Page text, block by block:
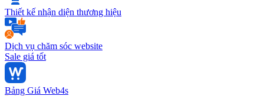
Thiết kế nhận diện thương hiệu
Dịch vụ chăm sóc website
Sale giá tốt
Bảng Giá Web4s